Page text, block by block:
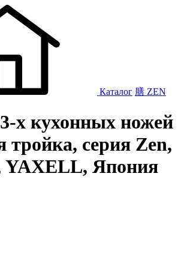
Каталог 膳 ZEN
х кухонных ножей
тройка, серия Zen,
YAXELL, Япония